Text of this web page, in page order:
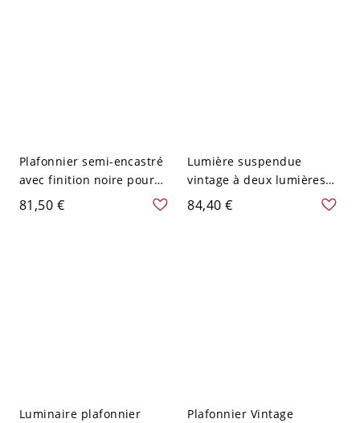
Plafonnier semi-encastré
avec finition noire pour
entrepôt, verre clair et
diamants, 2 lumières.
81,50 €
Lumière suspendue
vintage à deux lumières
en verre ambré montée
au plafond semi-
84,40 €
Luminaire plafonnier
Plafonnier Vintage